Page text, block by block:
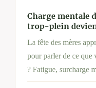
Charge mentale
trop-plein
La fête des mères
pour parler de ce que
? Fatigue, surcharge
Cet article ouvre un